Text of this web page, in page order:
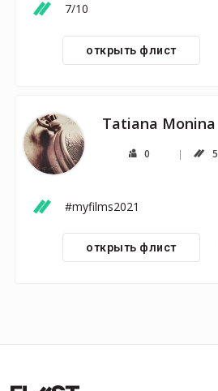
7/10
открыть флист
Tatiana Monina
0 5
#myfilms2021
открыть флист